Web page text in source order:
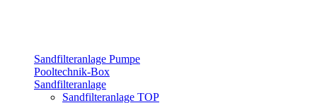
Sandfilteranlage Pumpe
Pooltechnik-Box
Sandfilteranlage
Sandfilteranlage TOP